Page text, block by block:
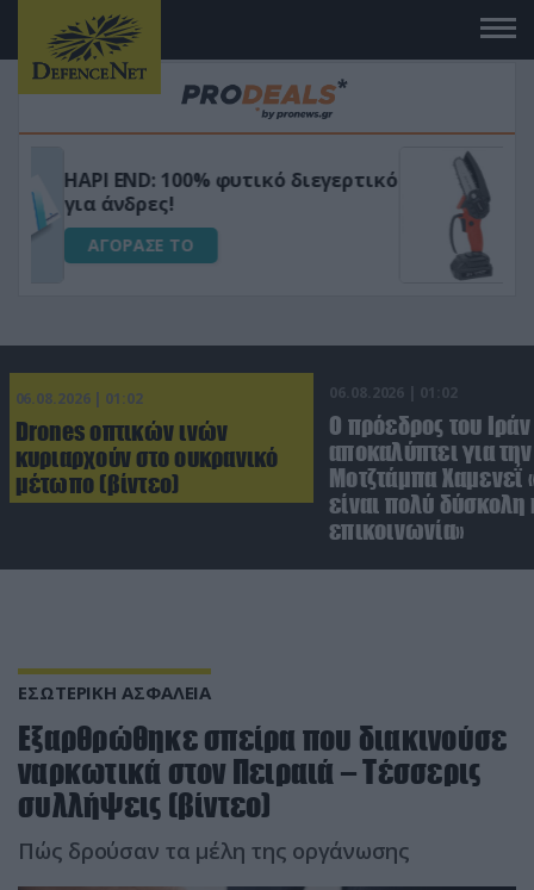
Μεταμόρφωσε τον κήπο σου με το
Ultra Box Μίνι Αλυσοπρίονο με
μπαταρία λιθίου
ΑΓΟΡΑΣΕ ΤΟ
06.08.2026 | 01:02
Drones οπτικών ινών
κυριαρχούν στο ουκρανικό
μέτωπο (βίντεο)
06.08.2026 | 01:02
Ο πρόεδρος του Ιράν
αποκαλύπτει για
Μοτζτάμπα Χαμενεΐ
είναι πολύ δύσκολη
επικοινωνία»
ΕΣΩΤΕΡΙΚΗ ΑΣΦΑΛΕΙΑ
Εξαρθρώθηκε σπείρα που διακινούσε
ναρκωτικά στον Πειραιά – Τέσσερις
συλλήψεις (βίντεο)
Πώς δρούσαν τα μέλη της οργάνωσης